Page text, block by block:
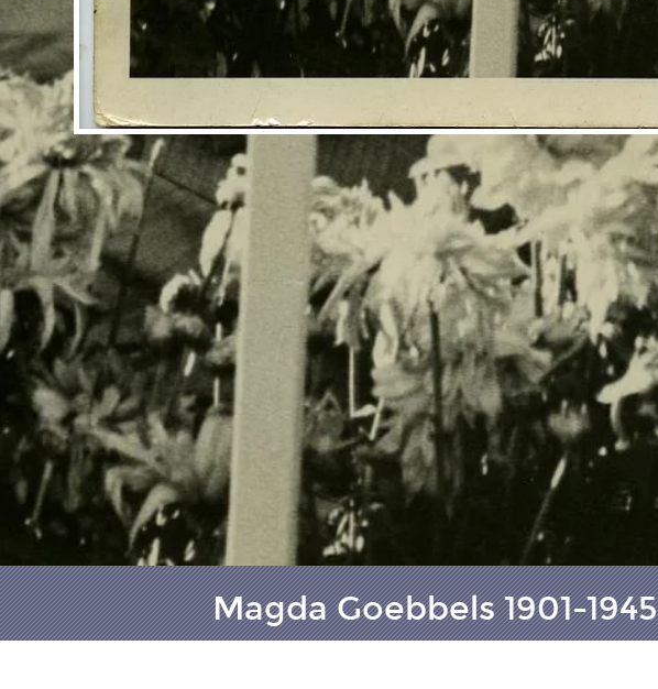
Magda Goebbels 1901-1945